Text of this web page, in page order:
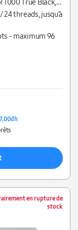
1000 True Black,
threads, jusqu’à
- maximum 96
en rupture de
stock